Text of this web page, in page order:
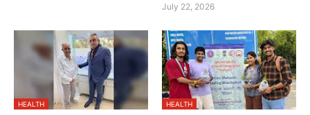
July 22, 2026
HEALTH HEALTH